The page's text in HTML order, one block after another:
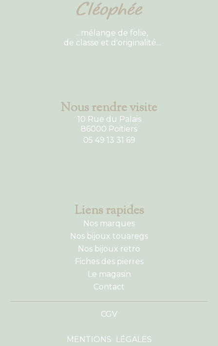
...mélange de folie,
de classe et d'originalité...
Nous rendre visite
10 Rue du Palais
86000 Poitiers
05 49 13 31 69
Liens rapides
Nos marques
Nos bijoux touaregs
Nos bijoux retro
Fiches des pierres
Le magasin
Contact
CGV
MENTIONS LÉGALES